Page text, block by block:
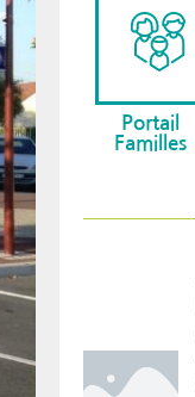
Portail
Familles